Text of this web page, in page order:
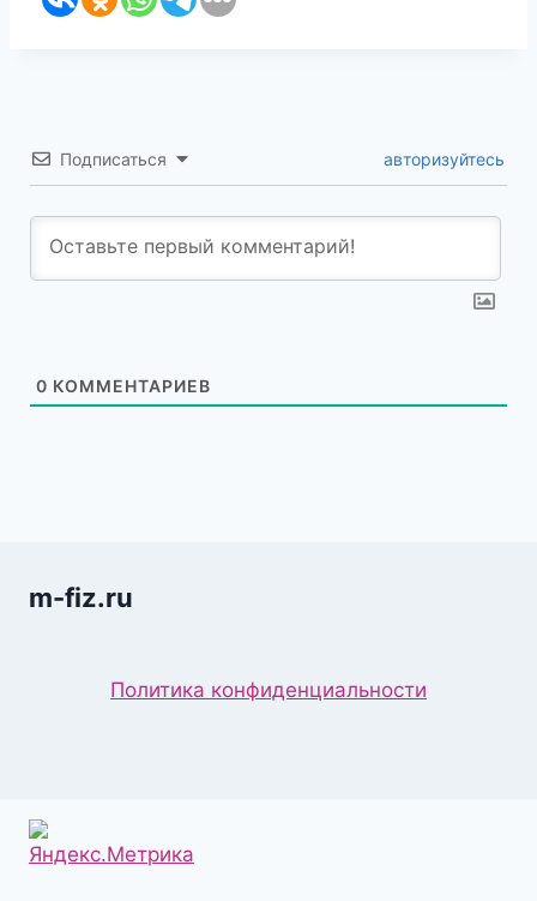
Подписаться авторизуйтесь
0 КОММЕНТАРИЕВ
m-fiz.ru
Политика конфиденциальности